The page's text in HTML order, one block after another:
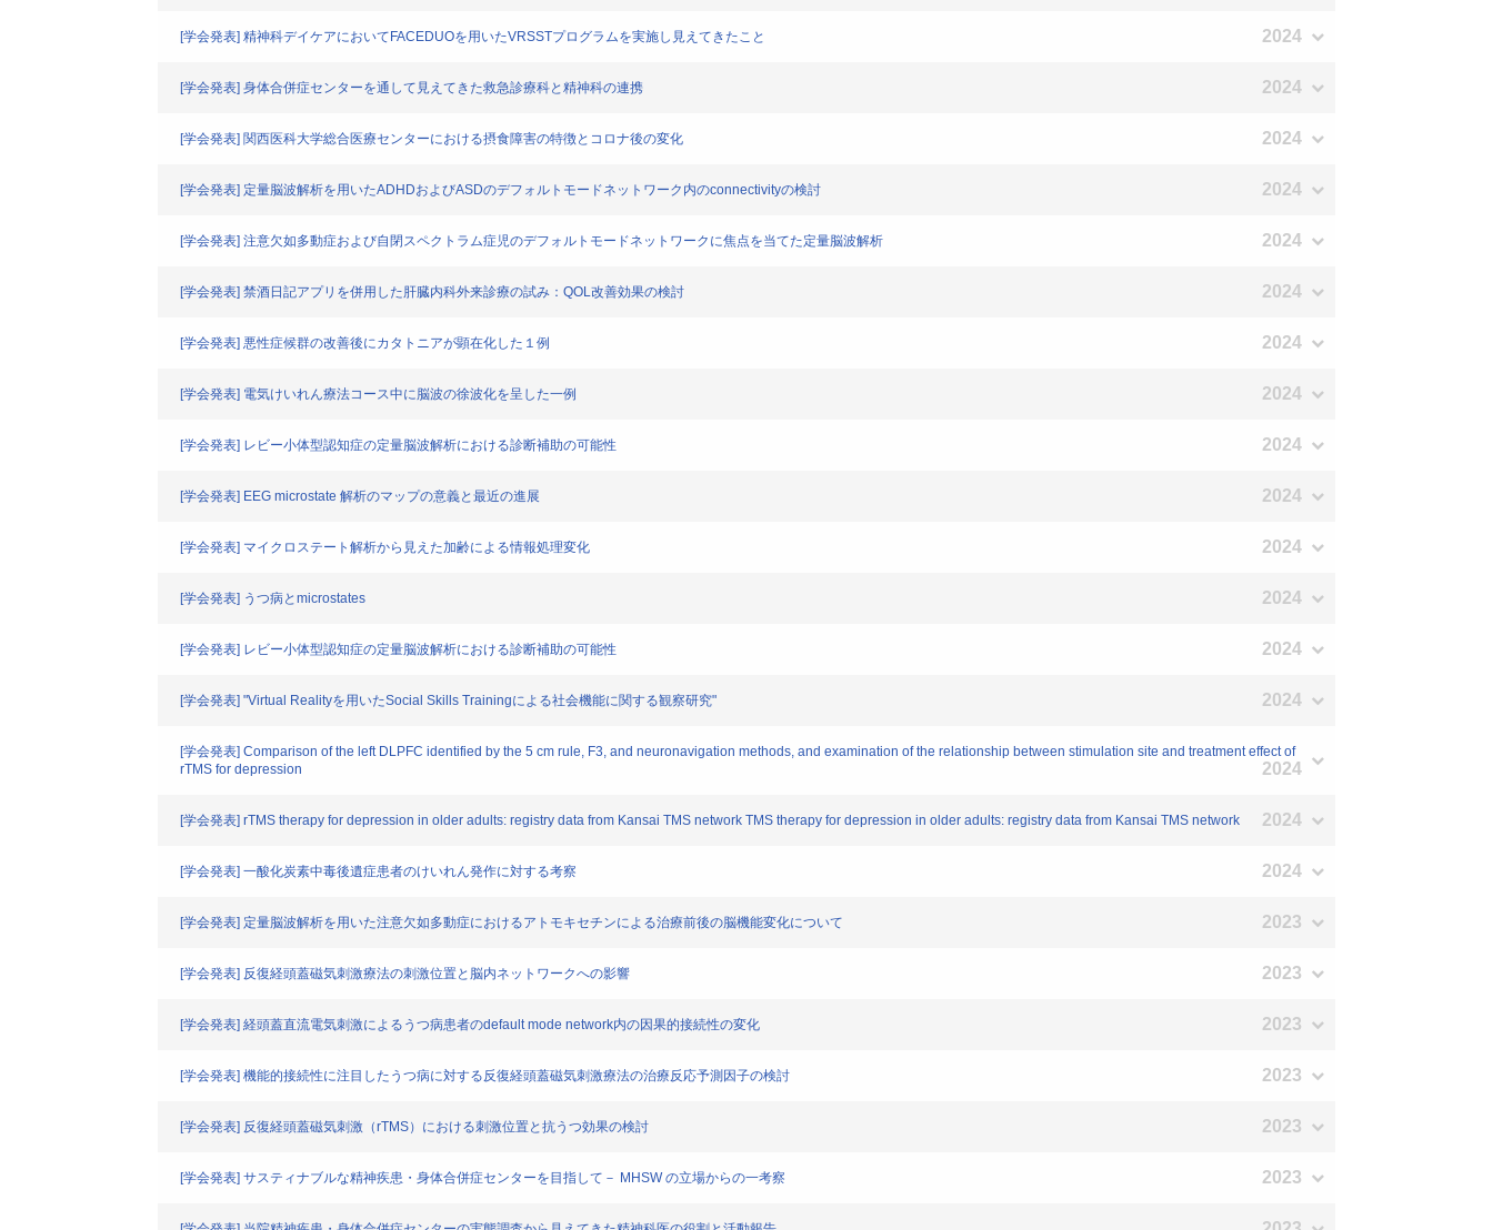
[学会発表] 精神科デイケアにおいてFACEDUOを用いたVRSSTプログラムを実施し見えてきたこと 2024
[学会発表] 身体合併症センターを通して見えてきた救急診療科と精神科の連携 2024
[学会発表] 関西医科大学総合医療センターにおける摂食障害の特徴とコロナ後の変化 2024
[学会発表] 定量脳波解析を用いたADHDおよびASDのデフォルトモードネットワーク内のconnectivityの検討 2024
[学会発表] 注意欠如多動症および自閉スペクトラム症児のデフォルトモードネットワークに焦点を当てた定量脳波解析 2024
[学会発表] 禁酒日記アプリを併用した肝臓内科外来診療の試み：QOL改善効果の検討 2024
[学会発表] 悪性症候群の改善後にカタトニアが顕在化した１例 2024
[学会発表] 電気けいれん療法コース中に脳波の徐波化を呈した一例 2024
[学会発表] レビー小体型認知症の定量脳波解析における診断補助の可能性 2024
[学会発表] EEG microstate 解析のマップの意義と最近の進展 2024
[学会発表] マイクロステート解析から見えた加齢による情報処理変化 2024
[学会発表] うつ病とmicrostates 2024
[学会発表] レビー小体型認知症の定量脳波解析における診断補助の可能性 2024
[学会発表] "Virtual Realityを用いたSocial Skills Trainingによる社会機能に関する観察研究" 2024
[学会発表] Comparison of the left DLPFC identified by the 5 cm rule, F3, and neuronavigation methods, and examination of the relationship between stimulation site and treatment effect of
rTMS for depression
2024
[学会発表] rTMS therapy for depression in older adults: registry data from Kansai TMS network TMS therapy for depression in older adults: registry data from Kansai TMS network 2024
[学会発表] 一酸化炭素中毒後遺症患者のけいれん発作に対する考察 2024
[学会発表] 定量脳波解析を用いた注意欠如多動症におけるアトモキセチンによる治療前後の脳機能変化について 2023
[学会発表] 反復経頭蓋磁気刺激療法の刺激位置と脳内ネットワークへの影響 2023
[学会発表] 経頭蓋直流電気刺激によるうつ病患者のdefault mode network内の因果的接続性の変化 2023
[学会発表] 機能的接続性に注目したうつ病に対する反復経頭蓋磁気刺激療法の治療反応予測因子の検討 2023
[学会発表] 反復経頭蓋磁気刺激（rTMS）における刺激位置と抗うつ効果の検討 2023
[学会発表] サスティナブルな精神疾患・身体合併症センターを目指して－ MHSW の立場からの一考察 2023